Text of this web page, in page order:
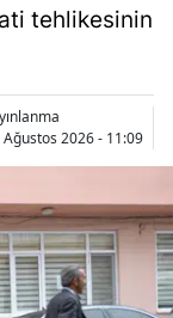
Kütahya
Manisa
Mardin
Muğla
tehlikesinin
Ağustos 2026 - 11:09